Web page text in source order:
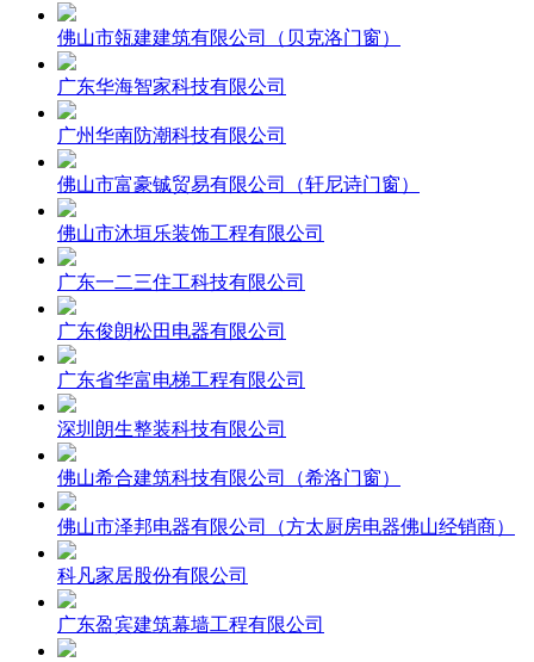
佛山市瓴建建筑有限公司（贝克洛门窗）
广东华海智家科技有限公司
广州华南防潮科技有限公司
佛山市富豪铖贸易有限公司（轩尼诗门窗）
佛山市沐垣乐装饰工程有限公司
广东一二三住工科技有限公司
广东俊朗松田电器有限公司
广东省华富电梯工程有限公司
深圳朗生整装科技有限公司
佛山希合建筑科技有限公司（希洛门窗）
佛山市泽邦电器有限公司（方太厨房电器佛山经销商）
科凡家居股份有限公司
广东盈宾建筑幕墙工程有限公司